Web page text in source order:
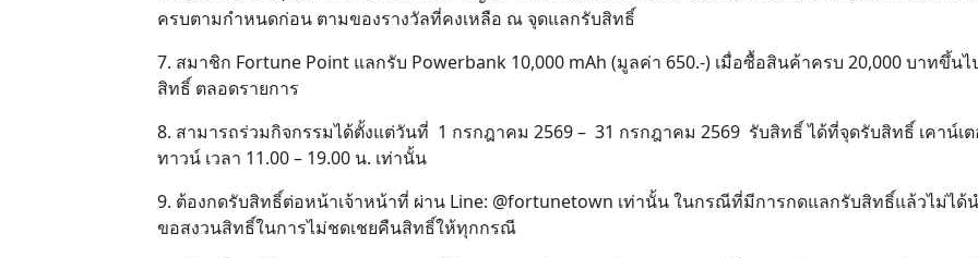
ครบตามกำหนดก่อน ตามของรางวัลที่คงเหลือ ณ จุดแลกรับสิทธิ์
7. สมาชิก Fortune Point แลกรับ Powerbank 10,000 mAh (มูลค่า 650.-) เมื่อซื้อสินค้าครบ 20,000 บาทขึ้น
สิทธิ์ ตลอดรายการ
8. สามารถร่วมกิจกรรมได้ตั้งแต่วันที่ 1 กรกฎาคม 2569 – 31 กรกฎาคม 2569 รับสิทธิ์ ได้ที่จุดรับสิทธิ์ เคาน์
ทาวน์ เวลา 11.00 – 19.00 น. เท่านั้น
9. ต้องกดรับสิทธิ์ต่อหน้าเจ้าหน้าที่ ผ่าน Line: @fortunetown เท่านั้น ในกรณีที่มีการกดแลกรับสิทธิ์แล้วไม่ไ
ขอสงวนสิทธิ์ในการไม่ชดเชยคืนสิทธิ์ให้ทุกกรณี